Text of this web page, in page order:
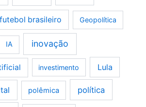
futebol brasileiro Geopolítica
IA inovação
investimento Lula
polêmica política